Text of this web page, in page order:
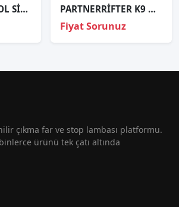
PEUGEOT 208 SOL SİS FARI ORJİNAL PARTNERRİFTER K9 MOTORLU SAĞ FAR SIFIR İTHAL 19- 9816826880
Fiyat Sorunuz
çıkma far ve stop lambası platformu.
ürünü tek çatı altında